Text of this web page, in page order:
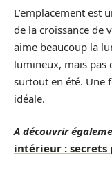
L’emplacement est
de la croissance de
aime beaucoup la
lumineux, mais pas
surtout en été. Une
idéale.
A découvrir
intérieur :